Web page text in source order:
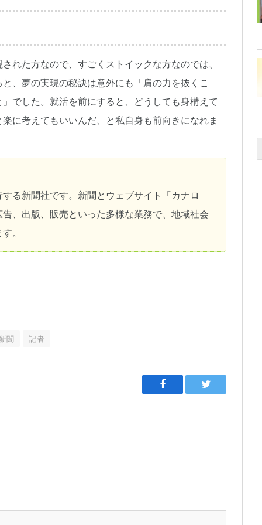
れた方なので、すごくストイックな方なのでは、
、夢の実現の秘訣は意外にも「肩の力を抜くこ
でした。就活を前にすると、どうしても身構えて
に考えてもいいんだ、と私自身も前向きになれま
る新聞社です。新聞とウェブサイト「カナロ
、出版、販売といった多様な業務で、地域社会
。
聞 記者
Facebook Twitter